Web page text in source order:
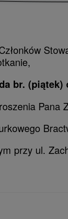
br. (piątek)
Pana
przy ul.